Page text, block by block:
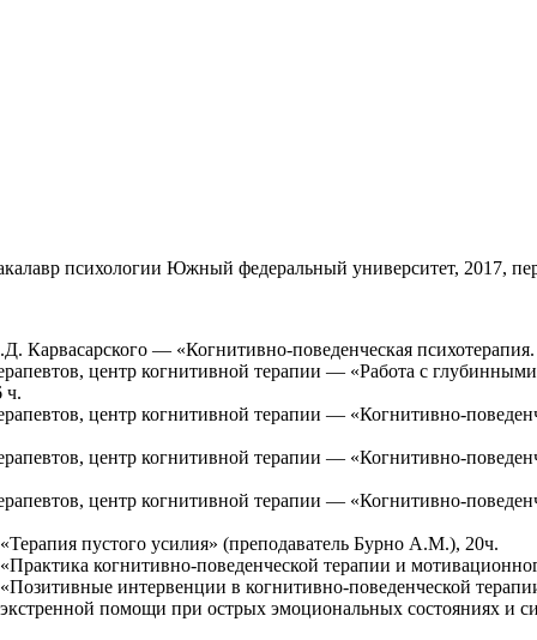
психологии Южный федеральный университет, 2017,
Карвасарского — «Когнитивно-поведенческая
центр когнитивной терапии — «Работа с
ч.
центр когнитивной терапии — «Когнитивно-
центр когнитивной терапии — «Когнитивно-
центр когнитивной терапии — «Когнитивно-
пустого усилия» (преподаватель Бурно А.М.), 20ч.
когнитивно-поведенческой терапии и
интервенции в когнитивно-поведенческой
помощи при острых эмоциональных состояниях и